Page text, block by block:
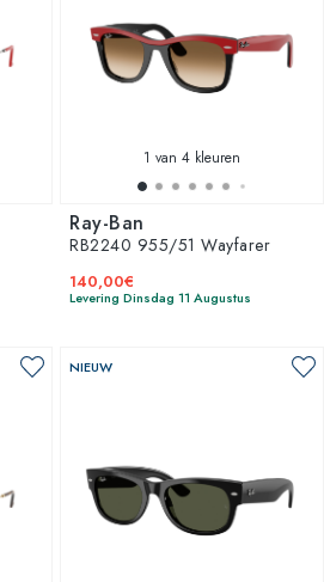
1 van 4 kleuren
Ray-Ban
RB2240 955/51 Wayfarer
140,00€
Levering Dinsdag 11 Augustus
NIEUW